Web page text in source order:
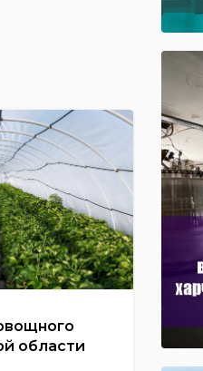
области